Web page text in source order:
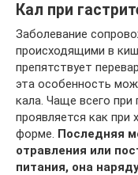
Кал при
Заболевание
происходящими в
препятствует
эта особенность
кала. Чаще всего при
проявляется как при
форме. Последняя
отравления или
питания, она